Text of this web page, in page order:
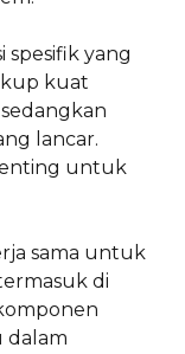
yang
kuat
lancar.
untuk
sama untuk
di
dalam